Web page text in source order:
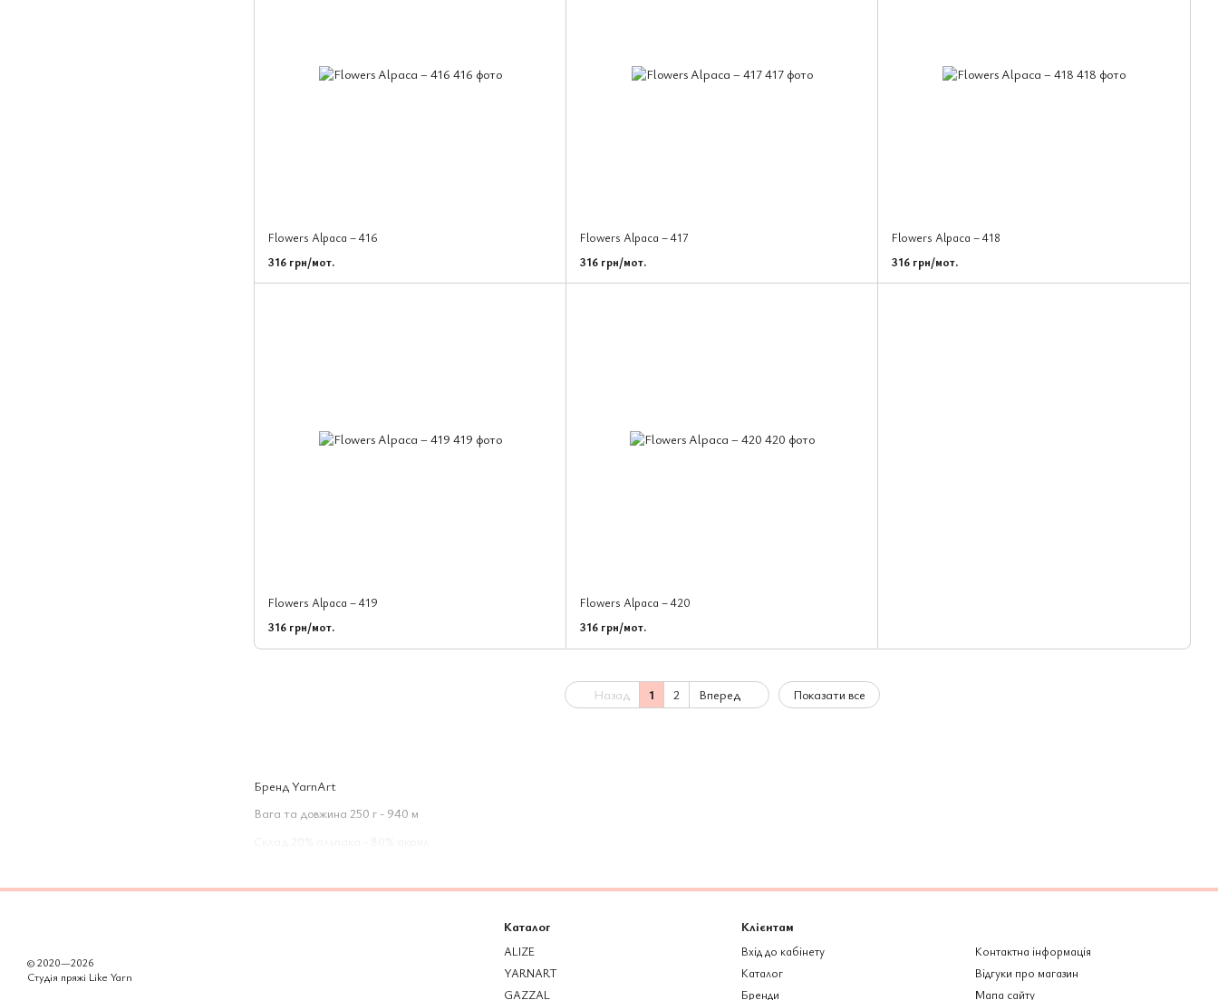
Бренд YarnArt
Вага та довжина 250 г - 940 м
Flowers Alpaca – 416
316 грн/мот.
Flowers Alpaca – 417
316 грн/мот.
Flowers Alpaca – 418
316 грн/мот.
Flowers Alpaca – 419
316 грн/мот.
Flowers Alpaca – 420
316 грн/мот.
Назад 1 2 Вперед Показати все
© 2020—2026
Студія пряжі Like Yarn
Каталог
ALIZE
YARNART
GAZZAL
Клієнтам
Вхід до кабінету
Каталог
Бренди
Контактна інформація
Відгуки про магазин
Мапа сайту